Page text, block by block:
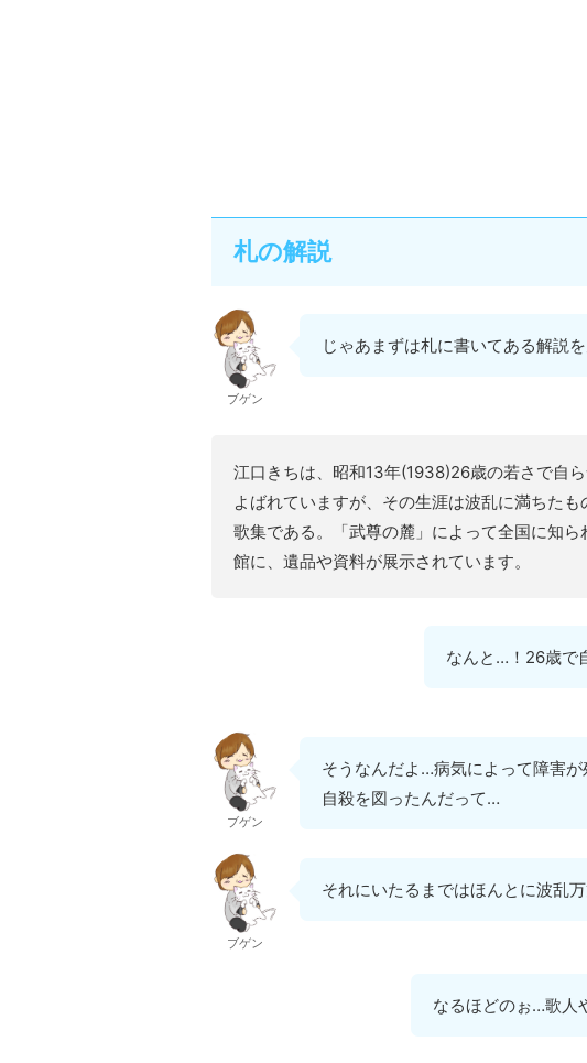
札の解説
ブゲン
じゃあまずは札に書いてある解説
江口きちは、昭和13年(1938)26歳の若さで自
よばれていますが、その生涯は波乱に満ちた
歌集である。「武尊の麓」によって全国に知
館に、遺品や資料が展示されています。
なんと…！26歳で
ブゲン
そうなんだよ…病気によって障害
自殺を図ったんだって…
ブゲン
それにいたるまではほんとに波乱
なるほどのぉ…歌人